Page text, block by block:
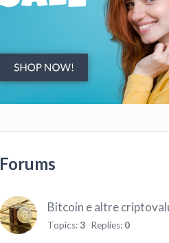
Forums
Bitcoin e altre
Topics:3 Replies: 0